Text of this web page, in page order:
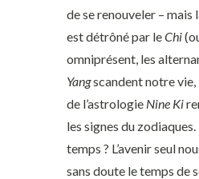
de se renouveler – mais
est détrôné par leChi
omniprésent, les
Yangscandent notre vie,
de l’astrologie Nine Ki
les signes du
temps ? L’avenir seul
sans doute le temps de